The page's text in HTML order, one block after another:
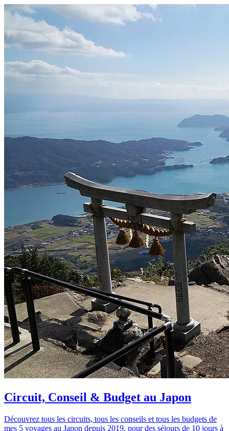
Circuit, Conseil & Budget au Japon
Découvrez tous les circuits, tous les conseils et tous les budgets de
mes 5 voyages au Japon depuis 2019, pour des séjours de 10 jours à